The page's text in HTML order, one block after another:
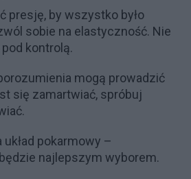
presję, by wszystko było
sobie na elastyczność. Nie
kontrolą.
mogą prowadzić
się zamartwiać, spróbuj
układ pokarmowy –
najlepszym wyborem.